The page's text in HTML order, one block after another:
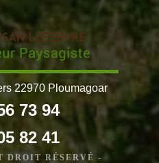
22970 Ploumagoar
73 94
82 41
DROIT RÉSERVÉ -